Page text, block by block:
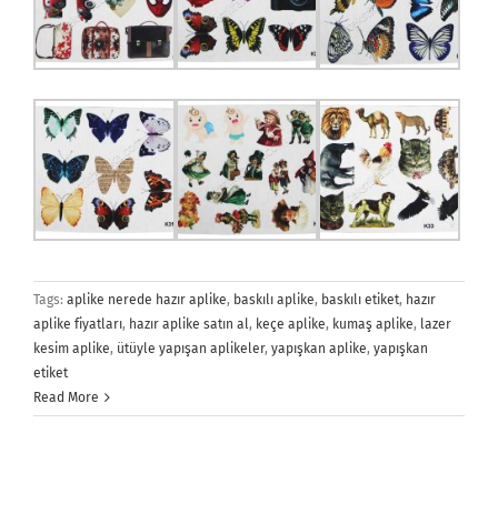
Tags: aplike nerede hazır aplike, baskılı aplike, baskılı etiket, hazır
aplike fiyatları, hazır aplike satın al, keçe aplike, kumaş aplike, lazer
kesim aplike, ütüyle yapışan aplikeler, yapışkan aplike, yapışkan
etiket
Read More